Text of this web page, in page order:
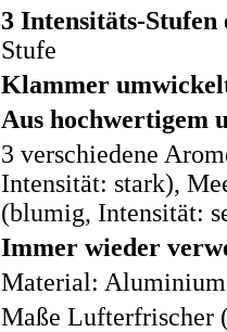
3 Intensitäts-
Stufe
Klammer
Aus hochwertigem
3 verschiedene
Intensität: stark),
(blumig, Intensität:
Immer wieder
Material:
Maße Lufterfrischer